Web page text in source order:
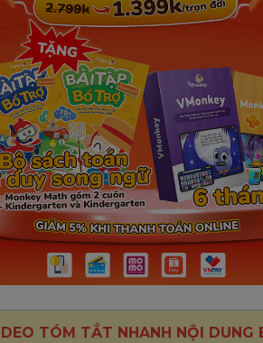
TÓM TẮT NHANH NỘI DUNG